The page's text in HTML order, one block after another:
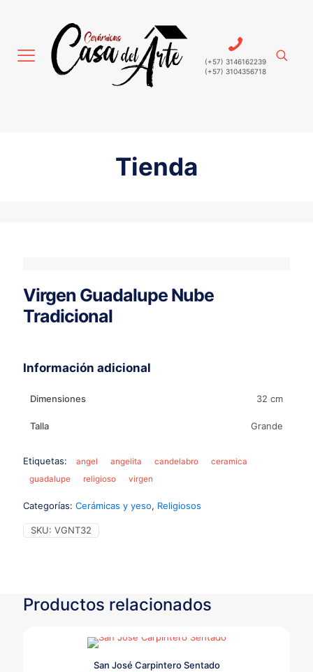
(+57) 3146162239
(+57) 3104356718
Tienda
Virgen Guadalupe Nube
Tradicional
Información adicional
Dimensiones 32 cm
Talla Grande
Etiquetas: angel angelita candelabro
ceramica
guadalupe
religioso virgen
Categorías: Cerámicas y yeso, Religiosos
SKU: VGNT32
Productos relacionados
San José Carpintero Sentado